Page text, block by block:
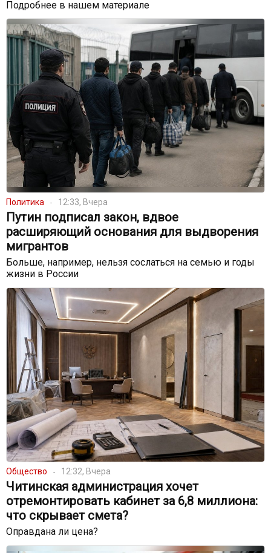
Подробнее в нашем материале
Политика 12:33, Вчера
Путин подписал закон, вдвое
расширяющий основания для выдворения
мигрантов
Больше, например, нельзя сослаться на семью и годы
жизни в России
Общество 12:32, Вчера
Читинская администрация хочет
отремонтировать кабинет за 6,8 миллиона:
что скрывает смета?
Оправдана ли цена?